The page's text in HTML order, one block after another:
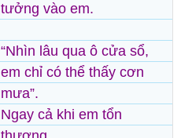
tưởng vào em.
“Nhìn lâu qua ô cửa sổ,
em chỉ có thể thấy cơn
mưa”.
Ngay cả khi em tổn